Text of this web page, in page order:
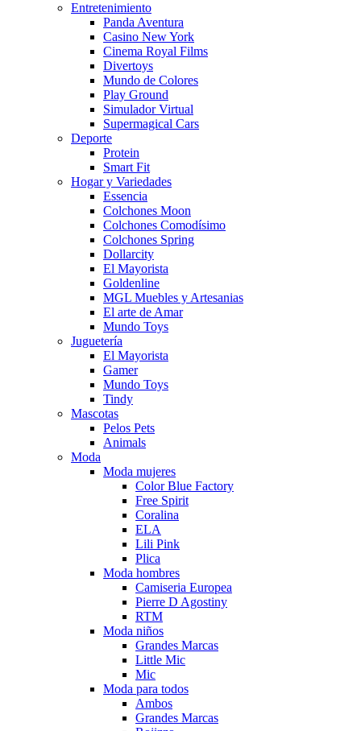
Entretenimiento
Panda Aventura
Casino New York
Cinema Royal Films
Divertoys
Mundo de Colores
Play Ground
Simulador Virtual
Supermagical Cars
Deporte
Protein
Smart Fit
Hogar y Variedades
Essencia
Colchones Moon
Colchones Comodísimo
Colchones Spring
Dollarcity
El Mayorista
Goldenline
MGL Muebles y Artesanias
El arte de Amar
Mundo Toys
Juguetería
El Mayorista
Gamer
Mundo Toys
Tindy
Mascotas
Pelos Pets
Animals
Moda
Moda mujeres
Color Blue Factory
Free Spirit
Coralina
ELA
Lili Pink
Plica
Moda hombres
Camiseria Europea
Pierre D Agostiny
RTM
Moda niños
Grandes Marcas
Little Mic
Mic
Moda para todos
Ambos
Grandes Marcas